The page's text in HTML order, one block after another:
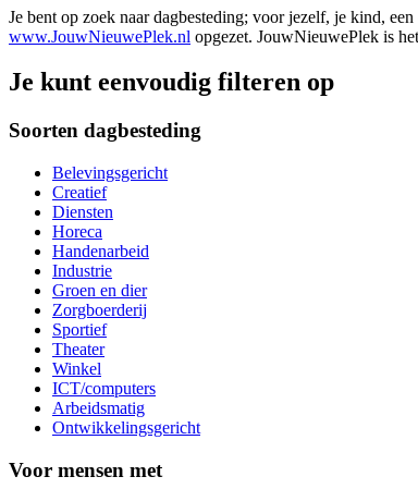
Je bent op zoek naar dagbesteding; voor jezelf, je kind,
www.JouwNieuwePlek.nl opgezet. JouwNieuwePlek is
Je kunt eenvoudig filteren op
Soorten dagbesteding
Belevingsgericht
Creatief
Diensten
Horeca
Handenarbeid
Industrie
Groen en dier
Zorgboerderij
Sportief
Theater
Winkel
ICT/computers
Arbeidsmatig
Ontwikkelingsgericht
Voor mensen met